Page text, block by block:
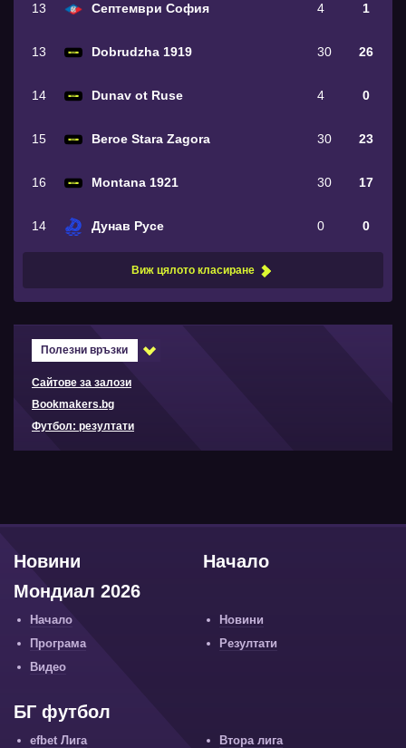
13 Септември София 4 1
13 Dobrudzha 1919 30 26
14 Dunav ot Ruse 4 0
15 Beroe Stara Zagora 30 23
16 Montana 1921 30 17
14 Дунав Русе 0 0
Виж цялото класиране
Полезни връзки
Сайтове за залози
Bookmakers.bg
Футбол: резултати
Начало
Новини
Мондиал 2026
Начало
Новини
Програма
Резултати
Видео
БГ футбол
efbet Лига
Втора лига